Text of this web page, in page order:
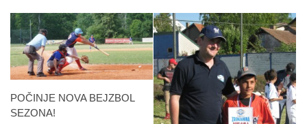
POČINJE NOVA BEJZBOL
SEZONA!